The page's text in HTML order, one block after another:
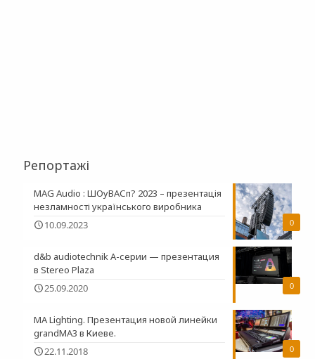
Репортажі
0
MAG Audio : ШОуВАСп? 2023 – презентація
незламності українського виробника
10.09.2023
0
d&b audiotechnik A-серии — презентация
в Stereo Plaza
25.09.2020
0
MA Lighting. Презентация новой линейки
grandMA3 в Киеве.
22.11.2018